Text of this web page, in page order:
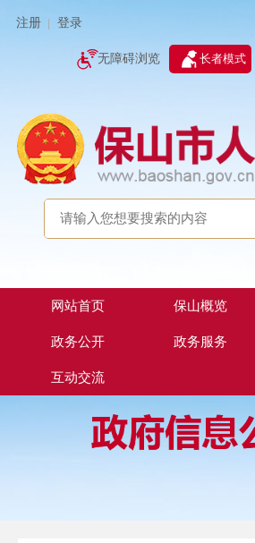
注册 登录
无障碍浏览 长者模式
网站首页 保山概览
政务公开 政务服务
互动交流